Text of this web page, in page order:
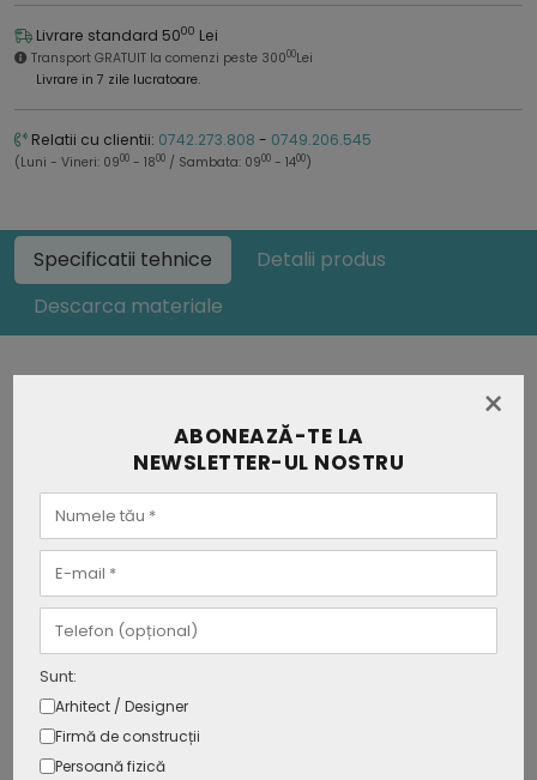
Livrare standard 5000 Lei
Transport GRATUIT la comenzi peste 30000Lei
Livrare in 7 zile lucratoare.
Relatii cu clientii: 0742.273.808 - 0749.206.545
(Luni - Vineri: 0900 - 1800 / Sambata: 0900 - 1400)
Specificatii tehnice
Detalii produs
Descarca materiale
GU10
Voltaj AC:220-240V
Frecventa 50Hz
Material Aluminiu
Culoare corp
×
ABONEAZĂ-TE LA
NEWSLETTER-UL NOSTRU
Sunt:
Arhitect / Designer
Firmă de construcții
Persoană fizică